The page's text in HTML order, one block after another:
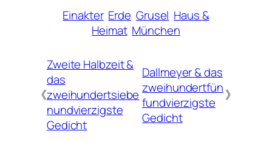
Einakter Erde Grusel Haus &
Heimat München
《
Zweite Halbzeit &
das
zweihundertsiebe
nundvierzigste
Gedicht
Dallmeyer & das
zweihundertfün
fundvierzigste
Gedicht
》